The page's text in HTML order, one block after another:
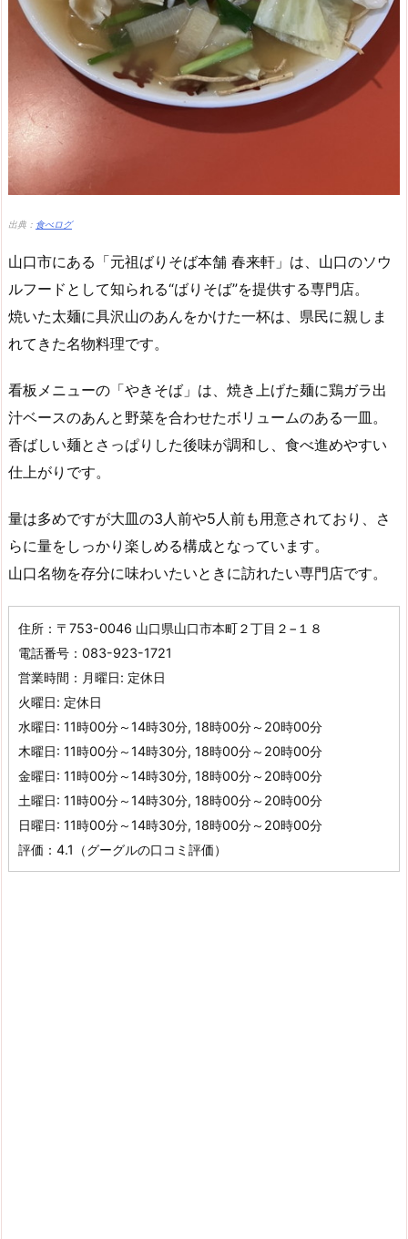
出典： 食べログ
山口市にある「元祖ばりそば本舗 春来軒」は、山口のソウ
ルフードとして知られる“ばりそば”を提供する専門店。
焼いた太麺に具沢山のあんをかけた一杯は、県民に親しま
れてきた名物料理です。
看板メニューの「やきそば」は、焼き上げた麺に鶏ガラ出
汁ベースのあんと野菜を合わせたボリュームのある一皿。
香ばしい麺とさっぱりした後味が調和し、食べ進めやすい
仕上がりです。
量は多めですが大皿の3人前や5人前も用意されており、さ
らに量をしっかり楽しめる構成となっています。
山口名物を存分に味わいたいときに訪れたい専門店です。
住所：〒753-0046 山口県山口市本町２丁目２−１８
電話番号：083-923-1721
営業時間：月曜日: 定休日
火曜日: 定休日
水曜日: 11時00分～14時30分, 18時00分～20時00分
木曜日: 11時00分～14時30分, 18時00分～20時00分
金曜日: 11時00分～14時30分, 18時00分～20時00分
土曜日: 11時00分～14時30分, 18時00分～20時00分
日曜日: 11時00分～14時30分, 18時00分～20時00分
評価：4.1（グーグルの口コミ評価）